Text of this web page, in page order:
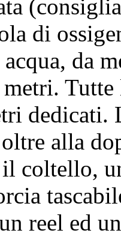
di
da
metri.
dedicati.
alla
coltello,
reel ed